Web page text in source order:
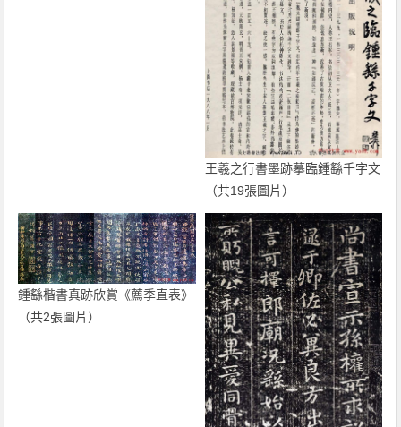
王羲之行書墨跡摹臨鍾繇千字文
（共19張圖片）
鍾繇楷書真跡欣賞《薦季直表》
（共2張圖片）